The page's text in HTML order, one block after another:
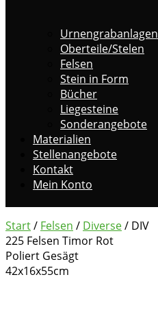
Urnengrabanlagen
Oberteile/Stelen
Felsen
Stein in Form
Bücher
Liegesteine
Sonderangebote
Materialien
Stellenangebote
Kontakt
Mein Konto
Start/ Felsen / Diverse/ DIV
225 Felsen Timor Rot
Poliert Gesägt
42x16x55cm